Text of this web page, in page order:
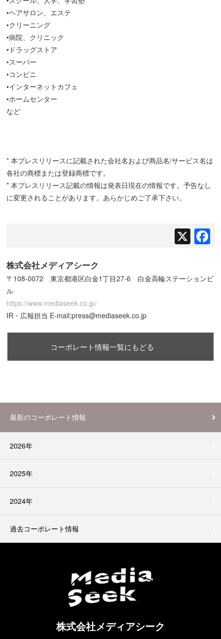
•ヘアサロン、エステ
•クリーニング
•病院、クリニック
•ドラッグストア
•スーパー
•コンビニ
•インターネットカフェ
•ホームセンター
など
* 本プレスリリースに記載された会社名および商品名/サービス名は
各社の商標または登録商標です。
* 本プレスリリース記載の情報は発表日現在の情報です。予告なし
に変更されることがあります。あらかじめご了承下さい。
X
株式会社メディアシーク
〒108-0072 東京都港区白金1丁目27-6 白金高輪ステーションビ
ル
https://www.mediaseek.co.jp/
IR・広報担当 E-mail:press@mediaseek.co.jp
コーポレート情報一覧にもどる
最新のコーポレート情報
2026年
2025年
2024年
過去コーポレート情報
株式会社メディアシーク